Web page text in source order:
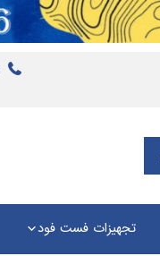
تجهیزات فست فود